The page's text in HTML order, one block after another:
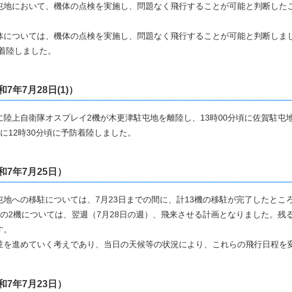
において、機体の点検を実施し、問題なく飛行することが可能と判断し
ついては、機体の点検を実施し、問題なく飛行することが可能と判断し
陸しました。
7年7月28日(1)）
上自衛隊オスプレイ2機が木更津駐屯地を離陸し、13時00分頃に佐賀駐屯
12時30分頃に予防着陸しました。
7年7月25日）
への移駐については、7月23日までの間に、計13機の移駐が完了したところ
2機については、翌週（7月28日の週）、飛来させる計画となりました。残
進めていく考えであり、当日の天候等の状況により、これらの飛行日程を
7年7月23日）